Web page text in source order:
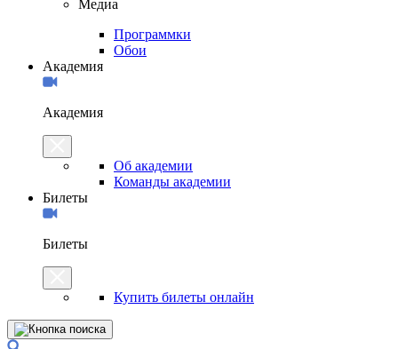
Медиа
Программки
Обои
Академия
Академия
Об академии
Команды академии
Билеты
Билеты
Купить билеты онлайн